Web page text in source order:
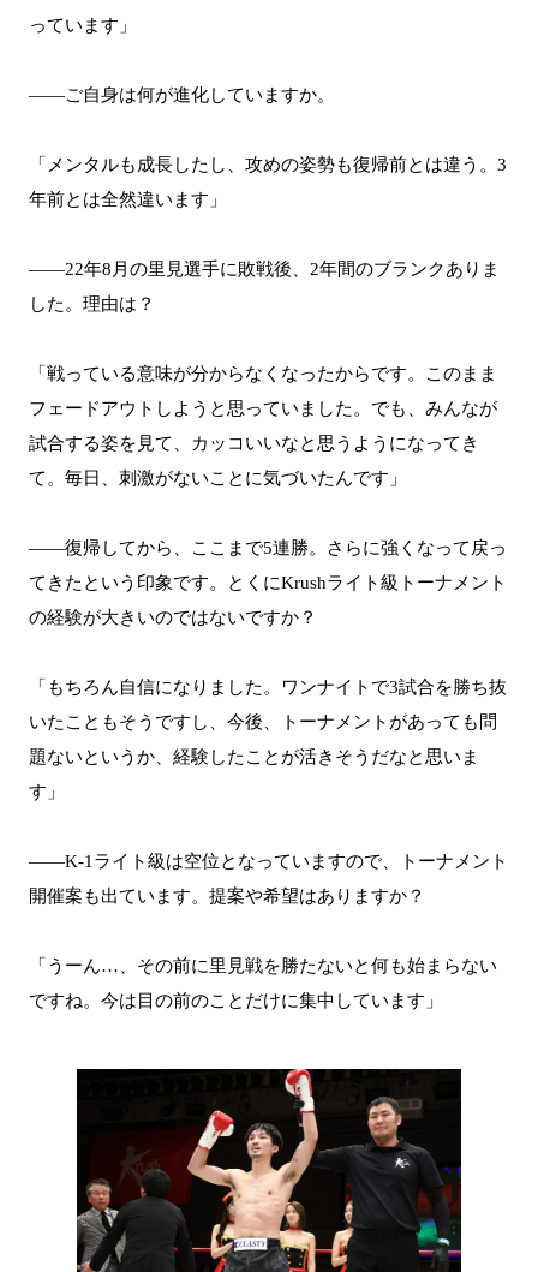
っています」
――ご自身は何が進化していますか。
「メンタルも成長したし、攻めの姿勢も復帰前とは違う。3
年前とは全然違います」
――22年8月の里見選手に敗戦後、2年間のブランクありま
した。理由は？
「戦っている意味が分からなくなったからです。このまま
フェードアウトしようと思っていました。でも、みんなが
試合する姿を見て、カッコいいなと思うようになってき
て。毎日、刺激がないことに気づいたんです」
――復帰してから、ここまで5連勝。さらに強くなって戻っ
てきたという印象です。とくにKrushライト級トーナメント
の経験が大きいのではないですか？
「もちろん自信になりました。ワンナイトで3試合を勝ち抜
いたこともそうですし、今後、トーナメントがあっても問
題ないというか、経験したことが活きそうだなと思いま
す」
――K-1ライト級は空位となっていますので、トーナメント
開催案も出ています。提案や希望はありますか？
「うーん…、その前に里見戦を勝たないと何も始まらない
ですね。今は目の前のことだけに集中しています」